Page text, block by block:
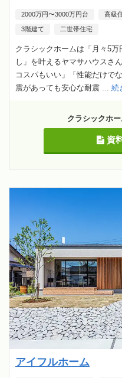
2000万円〜3000万円台 高級
3階建て 二世帯住宅
クラシックホームは「月々5
し」を叶えるヤマサハウスさ
コスパもいい」「性能だけで
震があっても安心な耐震 ... 続
クラシックホ
資
アイフルホーム